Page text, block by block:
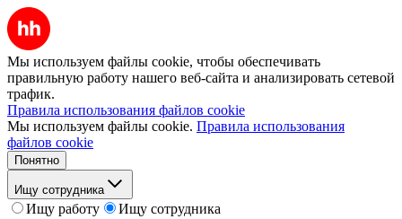
Мы используем файлы cookie, чтобы обеспечивать
правильную работу нашего веб-сайта и анализировать сетевой
трафик.
Правила использования файлов cookie
Мы используем файлы cookie. Правила использования
файлов cookie
Понятно
Ищу сотрудника
Ищу работу
Ищу сотрудника